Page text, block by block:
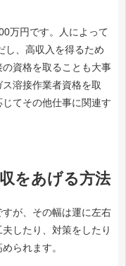
万円です。人によって
し、高収入を得るため
資格を取ることも大事
溶接作業者資格を取
てその他仕事に関連す
をあげる方法
が、その幅は運に左右
したり、対策をしたり
られます。